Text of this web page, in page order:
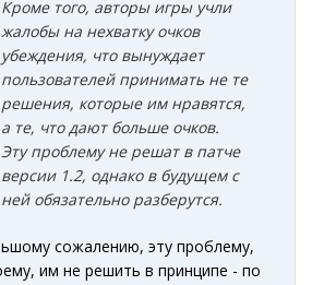
Кроме того, авторы игры учли
жалобы на нехватку очков
убеждения, что вынуждает
пользователей принимать не те
решения, которые им нравятся,
а те, что дают больше очков.
Эту проблему не решат в патче
версии 1.2, однако в будущем с
ней обязательно разберутся.
сожалению, эту проблему,
им не решить в принципе - по